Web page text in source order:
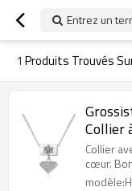
Entrez un
1 Produits Trouvés
Collier
de
Collier
cœur.